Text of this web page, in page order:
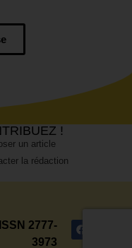
!
un article
la rédaction
ISSN 2777-
3973